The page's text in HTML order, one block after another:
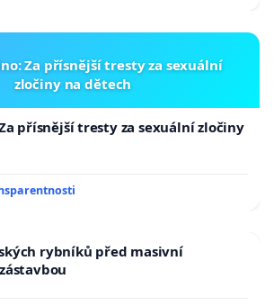
Za přísnější tresty za sexuální
zločiny na dětech
přísnější tresty za sexuální zločiny
rybníků před masivní